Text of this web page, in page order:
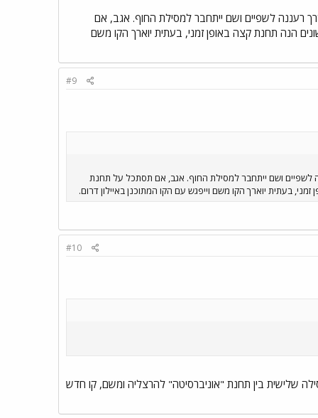
רעננה לשפיים ושם ייתחבר למסילת החוף. אגב, אם
הנה תחנת קצה באופן זמני, בעתית יוארך הקו משם
#9
לשפיים ושם ייתחבר למסילת החוף. אגב, אם תסתכל על תחנת
בעתית יוארך הקו משם וייפגש עם הקו המתוכנן באיילון דרום.
#10
שלישית בין תחנת "אוניברסיטה" להרצליה ומשם, קו חדש